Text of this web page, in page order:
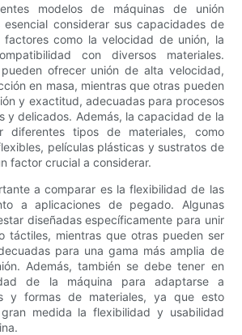
modelos de máquinas de unión
esencial considerar sus capacidades de
factores como la velocidad de unión, la
con diversos materiales.
ofrecer unión de alta velocidad,
en masa, mientras que otras pueden
y exactitud, adecuadas para procesos
y delicados. Además, la capacidad de la
diferentes tipos de materiales, como
películas plásticas y sustratos de
factor crucial a considerar.
a comparar es la flexibilidad de las
a aplicaciones de pegado. Algunas
diseñadas específicamente para unir
táctiles, mientras que otras pueden ser
para una gama más amplia de
Además, también se debe tener en
de la máquina para adaptarse a
y formas de materiales, ya que esto
medida la flexibilidad y usabilidad